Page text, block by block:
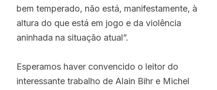
bem temperado, não está, manifestamente, à
altura do que está em jogo e da violência
aninhada na situação atual”.
Esperamos haver convencido o leitor do
interessante trabalho de Alain Bihr e Michel